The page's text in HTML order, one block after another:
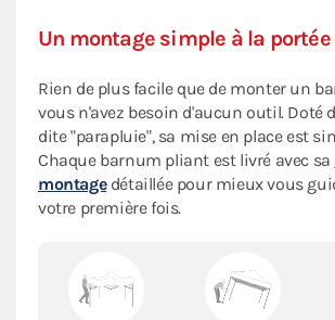
Un montage simple à la
Rien de plus facile que de monter un
vous n'avez besoin d'aucun outil. Doté
dite "parapluie", sa mise en place est
Chaque barnum pliant est livré avec sa
montagedétaillée pour mieux vous
votre première fois.